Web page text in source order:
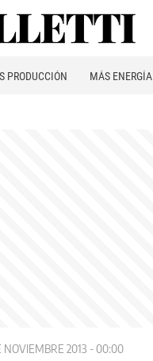
PRODUCCIÓN MÁS ENERGÍA
NOVIEMBRE 2013 - 00:00